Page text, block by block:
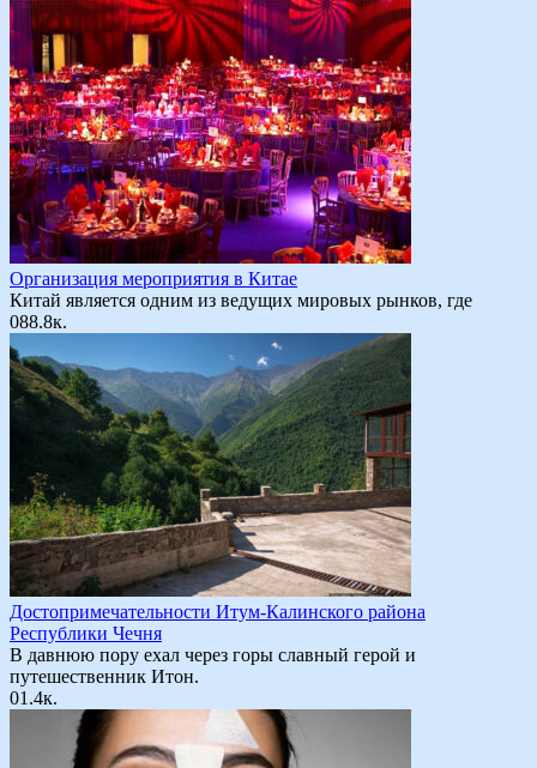
Организация мероприятия в Китае
Китай является одним из ведущих мировых рынков, где
088.8к.
Достопримечательности Итум-Калинского района
Республики Чечня
В давнюю пору ехал через горы славный герой и
путешественник Итон.
01.4к.